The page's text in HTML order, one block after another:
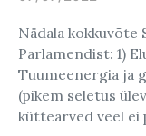
Posted on
Nädala
Parlamendist: 1)
Tuumeenergia ja
(pikem seletus
küttearved veel ei